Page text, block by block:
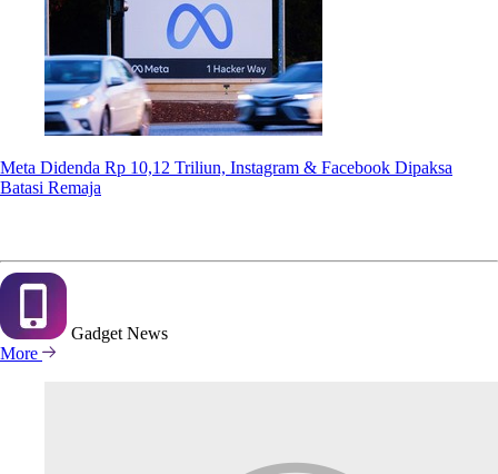
Meta Didenda Rp 10,12 Triliun, Instagram & Facebook Dipaksa
Batasi Remaja
GadgetNews
More